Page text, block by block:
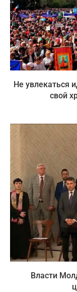
Не увлекаться
свой
Власти